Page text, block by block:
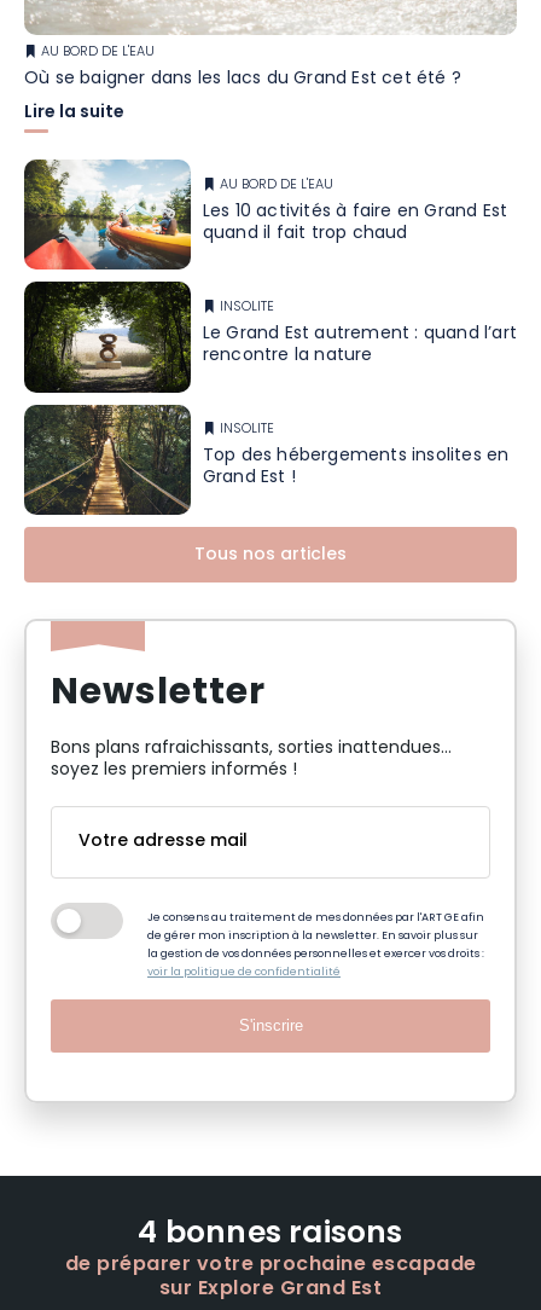
AU BORD DE L'EAU
Où se baigner dans les lacs du Grand Est cet été ?
Lire la suite
AU BORD DE L'EAU
Les 10 activités à faire en Grand Est
quand il fait trop chaud
INSOLITE
Le Grand Est autrement : quand l’art
rencontre la nature
INSOLITE
Top des hébergements insolites en
Grand Est !
Tous nos articles
Newsletter
Bons plans rafraichissants, sorties inattendues…
soyez les premiers informés !
Je consens au traitement de mes données par l'ART GE afin
de gérer mon inscription à la newsletter. En savoir plus sur
la gestion de vos données personnelles et exercer vos droits :
voir la politique de confidentialité
S'inscrire
4 bonnes raisons
de préparer votre prochaine escapade
sur Explore Grand Est